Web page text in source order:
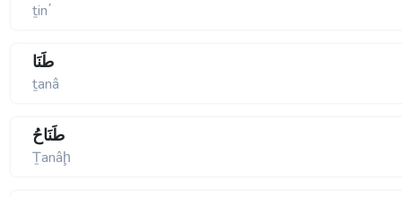
ṯin΄
طَنَا
ṯanâ
طَنَاحُ
Ṯanâḩ